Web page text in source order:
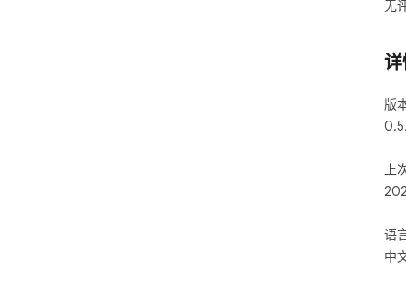
互
•
•
【
•
•
•
作
无
版
上
语
中